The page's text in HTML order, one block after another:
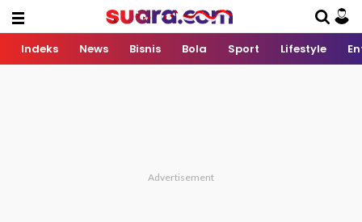
Indeks News Bisnis Bola Sport Lifestyle